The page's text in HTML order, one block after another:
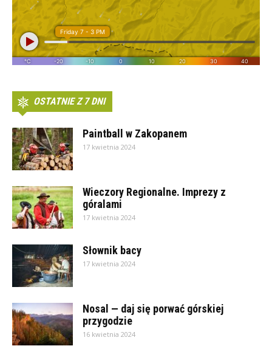
OSTATNIE Z 7 DNI
Paintball w Zakopanem
17 kwietnia 2024
Wieczory Regionalne. Imprezy z
góralami
17 kwietnia 2024
Słownik bacy
17 kwietnia 2024
Nosal — daj się porwać górskiej
przygodzie
16 kwietnia 2024